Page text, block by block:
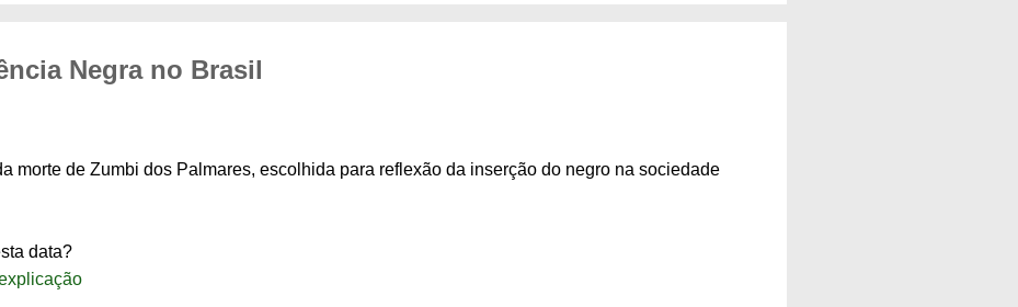
Negra no Brasil
morte de Zumbi dos Palmares, escolhida para reflexão da inserção do negro na sociedade
data?